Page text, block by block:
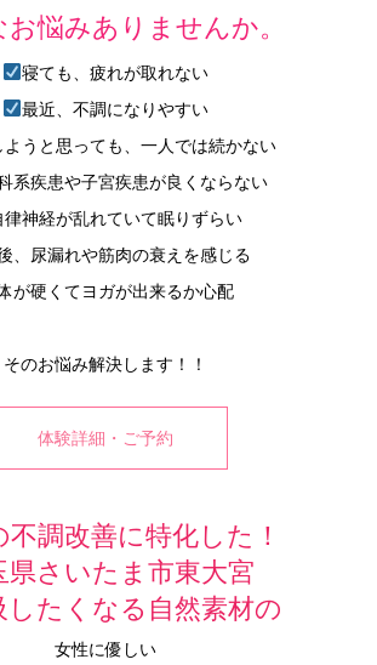
お悩みありませんか。
寝ても、疲れが取れない
最近、不調になりやすい
ようと思っても、一人では続かない
系疾患や子宮疾患が良くならない
律神経が乱れていて眠りずらい
、尿漏れや筋肉の衰えを感じる
が硬くてヨガが出来るか心配
そのお悩み解決します！！
体験詳細・ご予約
不調改善に特化した！
県さいたま市東大宮
したくなる自然素材の
女性に優しい